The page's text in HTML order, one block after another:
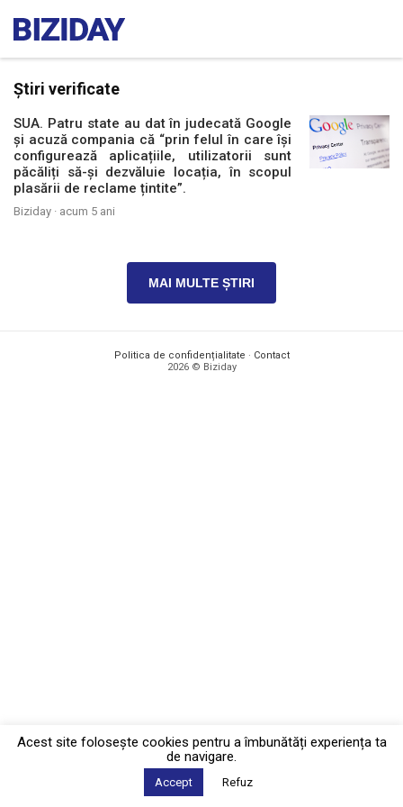
Știri verificate
SUA. Patru state au dat în judecată Google
și acuză compania că “prin felul în care își
configurează aplicațiile, utilizatorii sunt
păcăliți să-și dezvăluie locația, în scopul
plasării de reclame țintite”.
Biziday · acum 5 ani
MAI MULTE ȘTIRI
Politica de confidențialitate · Contact
2026 © Biziday
Acest site foloseşte cookies pentru a îmbunătăți experiența ta
de navigare.
Accept Refuz